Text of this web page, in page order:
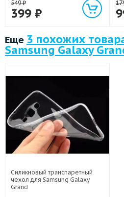
549₽
399 ₽
Еще 3 похожих
Samsung Galaxy
Силикновый транспаретный
чехол для Samsung Galaxy
Grand